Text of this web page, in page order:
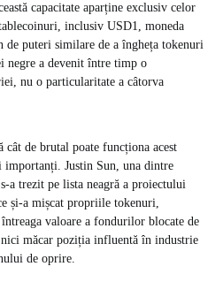
capacitate aparține exclusiv celor
inclusiv USD1, moneda
puteri similare de a îngheța tokenuri
negre a devenit între timp o
nu o particularitate a câtorva
cât de brutal poate funcționa acest
Justin Sun, una dintre
a trezit pe lista neagră a proiectului
și-a mișcat propriile tokenuri,
valoare a fondurilor blocate de
măcar poziția influentă în industrie
de oprire.